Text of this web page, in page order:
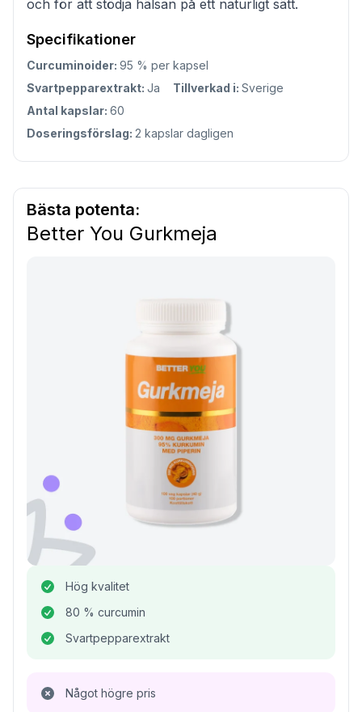
och för att stödja hälsan på ett naturligt sätt.
Specifikationer
Curcuminoider: 95 % per kapsel
Svartpepparextrakt: Ja Tillverkad i: Sverige
Antal kapslar: 60
Doseringsförslag: 2 kapslar dagligen
Bästa potenta:
Better You Gurkmeja
Hög kvalitet
80 % curcumin
Svartpepparextrakt
Något högre pris